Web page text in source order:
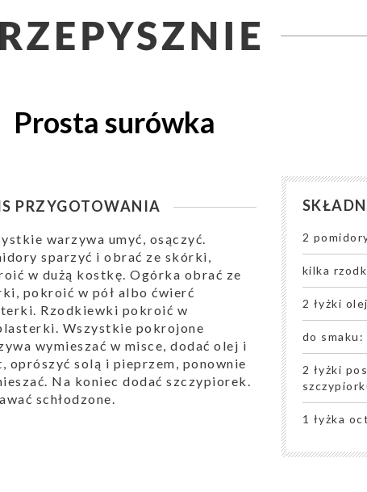
Prosta surówka
PRZYGOTOWANIA
warzywa umyć, osączyć.
sparzyć i obrać ze skórki,
w dużą kostkę. Ogórka obrać ze
pokroić w pół albo ćwierć
Rzodkiewki pokroić w
Wszystkie pokrojone
wymieszać w misce, dodać olej i
oprószyć solą i pieprzem, ponownie
Na koniec dodać szczypiorek.
schłodzone.
2
kilka
2 łyżki
do
2 łyżki
1 łyżka